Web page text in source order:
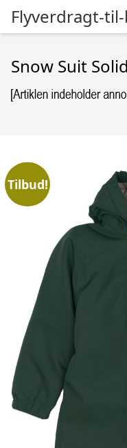
Flyverdragt-
Snow Suit Solid
Tilbud!